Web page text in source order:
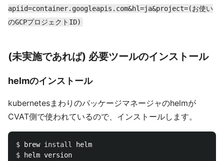
apiid=container.googleapis.com&hl=ja&project=(お使い
のGCPプロジェクトID)
(未実施であれば) 必要ツールのインストール
helmのインストール
kubernetesまわりのパッケージマネージャのhelmが
CVAT側で使われているので、インストールします。
$ brew install
$
helm version